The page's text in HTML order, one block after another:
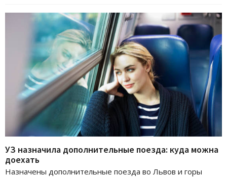
УЗ назначила дополнительные поезда: куда можна
доехать
Назначены дополнительные поезда во Львов и горы